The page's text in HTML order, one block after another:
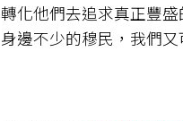
轉化他們去追求真正豐
身邊不少的穆民，我們又